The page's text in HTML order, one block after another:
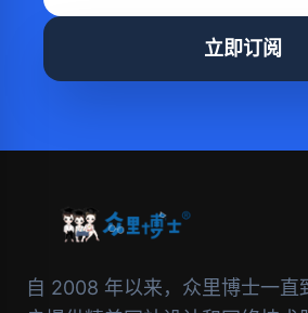
立即订阅
自 2008 年以来，众里博士一直